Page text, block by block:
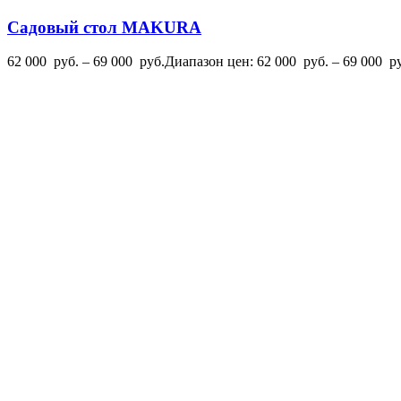
Садовый стол MAKURA
62 000 руб. – 69 000 руб.Диапазон цен: 62 000 руб. – 69 000